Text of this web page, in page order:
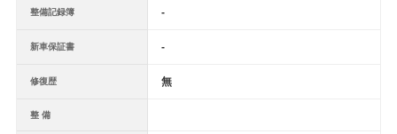
整備記録簿 -
新車保証書 -
修復歴 無
整 備